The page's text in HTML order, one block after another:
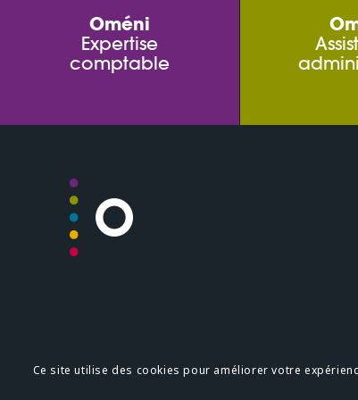
Oméni
Expertise
comptable
Ce site utilise des cookies pour améliorer votre